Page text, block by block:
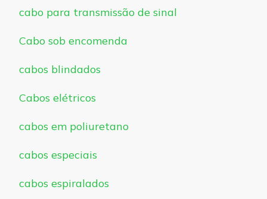
cabo para transmissão de sinal
Cabo sob encomenda
cabos blindados
Cabos elétricos
cabos em poliuretano
cabos especiais
cabos espiralados